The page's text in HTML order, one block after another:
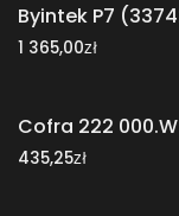
Byintek P7
1 365,00zł
Cofra 222
435,25zł